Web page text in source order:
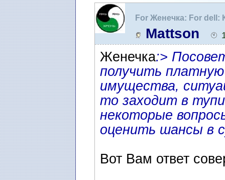
For Женечка: For dell:
Швеции
Mattson
Женечка:>
получить
имущества,
то заходит в
некоторые
оценить шансы в
Вот Вам ответ